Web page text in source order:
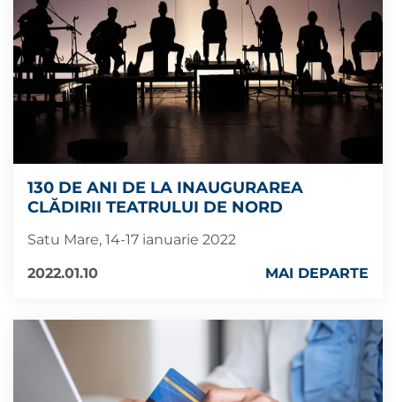
130 DE ANI DE LA INAUGURAREA
CLĂDIRII TEATRULUI DE NORD
Satu Mare, 14-17 ianuarie 2022
2022.01.10
MAI DEPARTE